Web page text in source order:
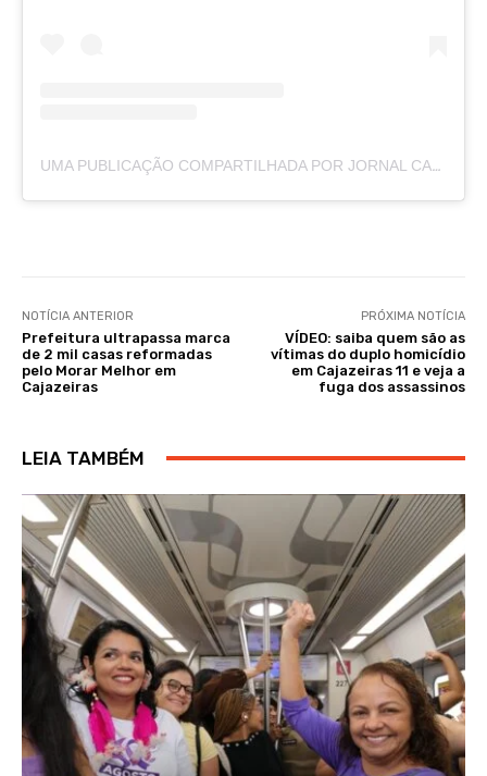
UMA PUBLICAÇÃO COMPARTILHADA POR JORNAL CAJAZEIRAS (@JORNALCAJAZEIRAS)
NOTÍCIA ANTERIOR
Prefeitura ultrapassa marca
de 2 mil casas reformadas
pelo Morar Melhor em
Cajazeiras
PRÓXIMA NOTÍCIA
VÍDEO: saiba quem são as
vítimas do duplo homicídio
em Cajazeiras 11 e veja a
fuga dos assassinos
LEIA TAMBÉM